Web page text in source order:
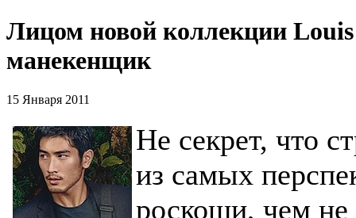
Лицом новой коллекции
манекенщик
15 Января 2011
Не секрет, что
из самых
роскоши, чем не